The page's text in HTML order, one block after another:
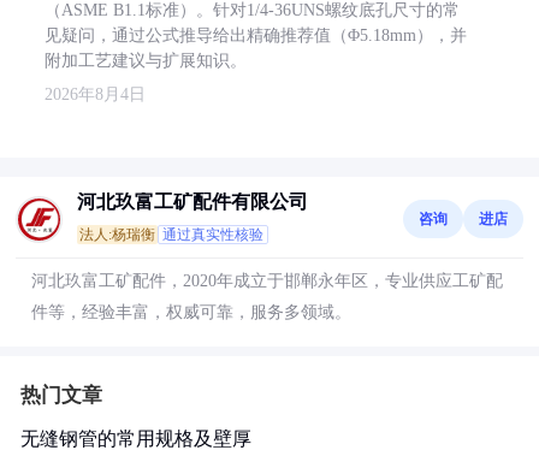
（ASME B1.1标准）。针对1/4-36UNS螺纹底孔尺寸的常
见疑问，通过公式推导给出精确推荐值（Φ5.18mm），并
附加工艺建议与扩展知识。
2026年8月4日
河北玖富工矿配件有限公司
法人:杨瑞衡 通过真实性核验
咨询 进店
河北玖富工矿配件，2020年成立于邯郸永年区，专业供应工矿配
件等，经验丰富，权威可靠，服务多领域。
热门文章
无缝钢管的常用规格及壁厚